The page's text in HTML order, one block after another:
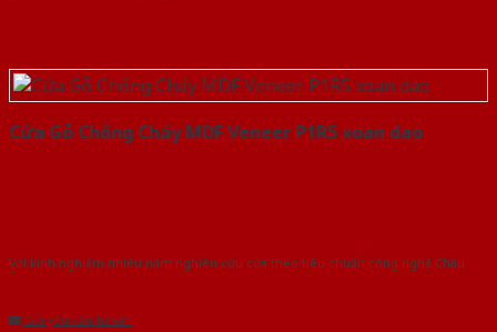
Cửa Gỗ Chống Cháy MDF Veneer P1R5 xoan dao
Với kinh nghiệm nhiêu năm nghiên cứu cửa theo tiêu chuẩn công nghệ Châu
Gửi yêu cầu tư vấn